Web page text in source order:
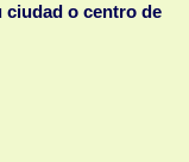
ciudad o centro de